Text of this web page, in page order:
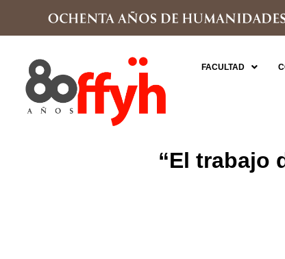
FACULTAD
“El trabajo